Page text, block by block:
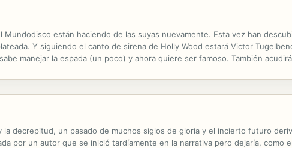
están haciendo de las suyas nuevamente. Esta vez han
Y siguiendo el canto de sirena de Holly Wood estará Victor
manejar la espada (un poco) y ahora quiere ser famoso. También
la decrepitud, un pasado de muchos siglos de gloria y el incierto futuro
por un autor que se inició tardíamente en la narrativa pero dejaría, como